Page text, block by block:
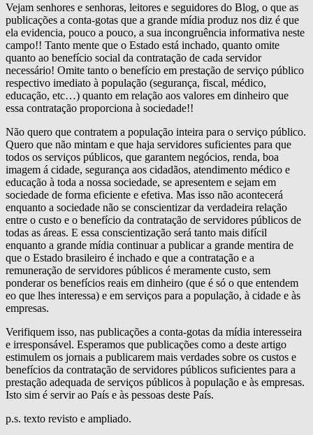
Vejam senhores e senhoras, leitores e seguidores do Blog, o que as
publicações a conta-gotas que a grande mídia produz nos diz é que
ela evidencia, pouco a pouco, a sua incongruência informativa neste
campo!! Tanto mente que o Estado está inchado, quanto omite
quanto ao benefício social da contratação de cada servidor
necessário! Omite tanto o benefício em prestação de serviço público
respectivo imediato à população (segurança, fiscal, médico,
educação, etc…) quanto em relação aos valores em dinheiro que
essa contratação proporciona à sociedade!!
Não quero que contratem a população inteira para o serviço público.
Quero que não mintam e que haja servidores suficientes para que
todos os serviços públicos, que garantem negócios, renda, boa
imagem á cidade, segurança aos cidadãos, atendimento médico e
educação à toda a nossa sociedade, se apresentem e sejam em
sociedade de forma eficiente e efetiva. Mas isso não acontecerá
enquanto a sociedade não se conscientizar da verdadeira relação
entre o custo e o benefício da contratação de servidores públicos de
todas as áreas. E essa conscientização será tanto mais difícil
enquanto a grande mídia continuar a publicar a grande mentira de
que o Estado brasileiro é inchado e que a contratação e a
remuneração de servidores públicos é meramente custo, sem
ponderar os benefícios reais em dinheiro (que é só o que entendem
eo que lhes interessa) e em serviços para a população, à cidade e às
empresas.
Verifiquem isso, nas publicações a conta-gotas da mídia interesseira
e irresponsável. Esperamos que publicações como a deste artigo
estimulem os jornais a publicarem mais verdades sobre os custos e
benefícios da contratação de servidores públicos suficientes para a
prestação adequada de serviços públicos à população e às empresas.
Isto sim é servir ao País e às pessoas deste País.
p.s. texto revisto e ampliado.